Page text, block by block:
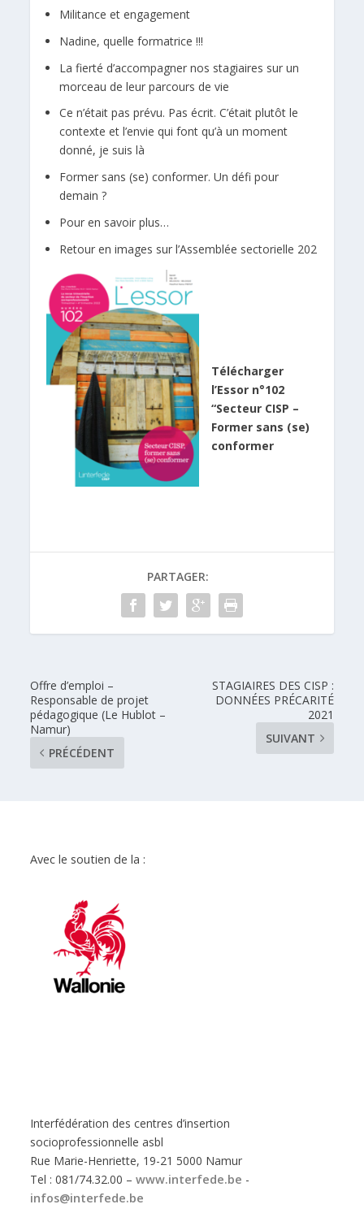
Militance et engagement
Nadine, quelle formatrice !!!
La fierté d’accompagner nos stagiaires sur un
morceau de leur parcours de vie
Ce n’était pas prévu. Pas écrit. C’était plutôt le
contexte et l’envie qui font qu’à un moment
donné, je suis là
Former sans (se) conformer. Un défi pour
demain ?
Pour en savoir plus…
Retour en images sur l’Assemblée sectorielle 202
Télécharger
l’Essor n°102
“Secteur CISP –
Former sans (se)
conformer
PARTAGER:
Offre d’emploi –
Responsable de projet
pédagogique (Le Hublot –
Namur)
PRÉCÉDENT
STAGIAIRES DES CISP :
DONNÉES PRÉCARITÉ
2021
SUIVANT
Avec le soutien de la :
Interfédération des centres d’insertion
socioprofessionnelle asbl
Rue Marie-Henriette, 19-21 5000 Namur
Tel : 081/74.32.00 –www.interfede.be -
infos@interfede.be